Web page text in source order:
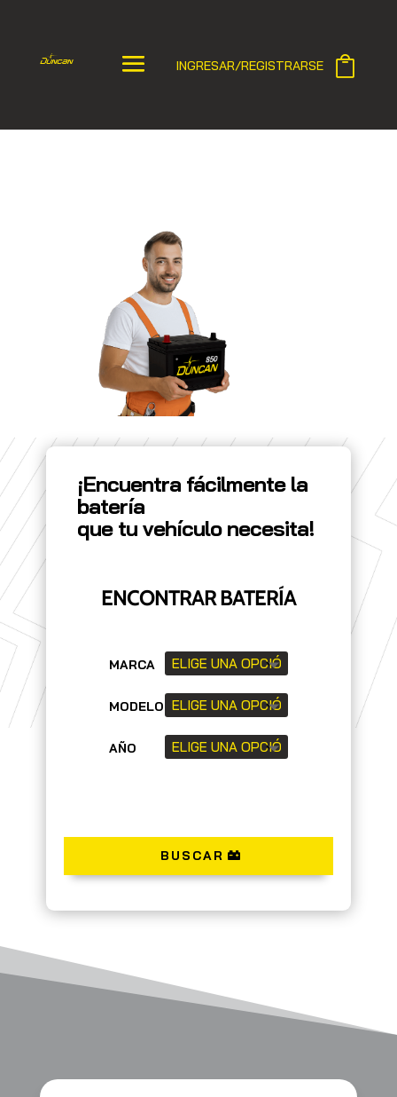
INGRESAR/REGISTRARSE
¡Encuentra fácilmente la
batería
que tu vehículo necesita!
ENCONTRAR BATERÍA
MARCA
MODELO
AÑO
BUSCAR